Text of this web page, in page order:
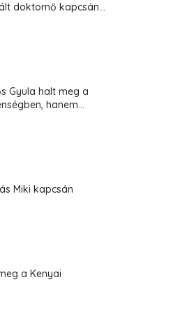
doktornő kapcsán...
Gyula halt meg a
hanem...
Miki kapcsán
a Kenyai